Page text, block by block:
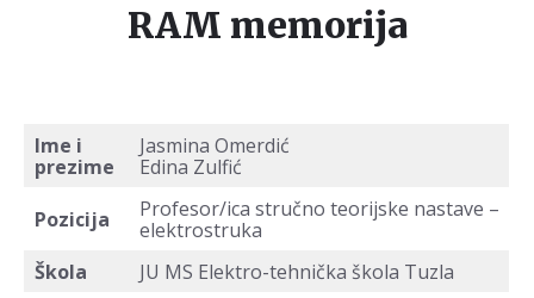
RAM memorija
Ime i
prezime
Jasmina Omerdić
Edina Zulfić
Pozicija
Profesor/ica stručno teorijske nastave –
elektrostruka
Škola
JU MS Elektro-tehnička škola Tuzla